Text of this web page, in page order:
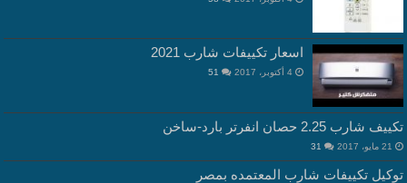
اسعار تكييفات شارب 2021
4 أكتوبر، 2017 51
تكييف شارب 2.25 حصان انفرتر بارد-ساخن
21 مايو، 2017 31
توكيل تكييفات شارب المعتمده بمصر